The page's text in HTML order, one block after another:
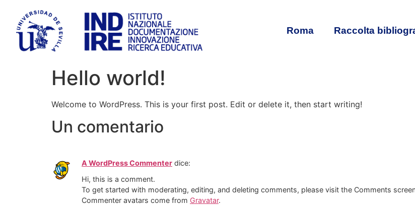
Roma Raccolta
Hello world!
Welcome to WordPress. This is your first post. Edit or delete it, then start writing!
Un comentario
A WordPress Commenter dice:
Hi, this is a comment.
To get started with moderating, editing, and deleting comments, please visit the Comments
Commenter avatars come from Gravatar.